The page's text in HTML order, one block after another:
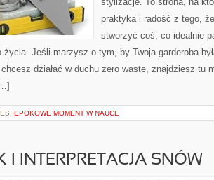
praktyka i radość z tego,
stworzyć coś, co idealnie
życia. Jeśli marzysz o tym, by Twoja garderoba
działać w duchu zero waste, znajdziesz tu
EPOKOWE MOMENT W NAUCE
I INTERPRETACJA SNÓW